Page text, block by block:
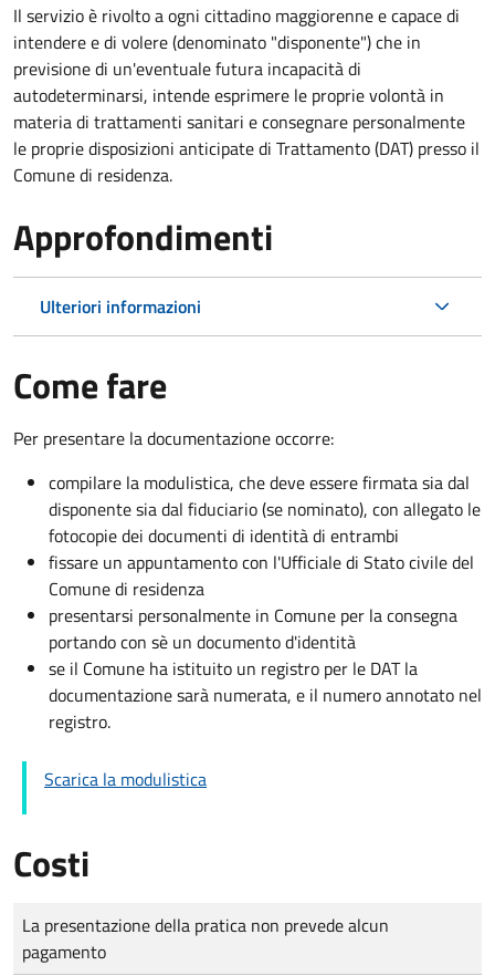
Il servizio è rivolto a ogni cittadino maggiorenne e capace di
intendere e di volere (denominato "disponente") che in
previsione di un'eventuale futura incapacità di
autodeterminarsi, intende esprimere le proprie volontà in
materia di trattamenti sanitari e consegnare personalmente
le proprie disposizioni anticipate di Trattamento (DAT) presso il
Comune di residenza.
Approfondimenti
Ulteriori informazioni
Come fare
Per presentare la documentazione occorre:
compilare la modulistica, che deve essere firmata sia dal
disponente sia dal fiduciario (se nominato), con allegato le
fotocopie dei documenti di identità di entrambi
fissare un appuntamento con l'Ufficiale di Stato civile del
Comune di residenza
presentarsi personalmente in Comune per la consegna
portando con sè un documento d'identità
se il Comune ha istituito un registro per le DAT la
documentazione sarà numerata, e il numero annotato nel
registro.
Scarica la modulistica
Costi
Tipo di pagamento
Importo
La presentazione della pratica non prevede alcun
pagamento